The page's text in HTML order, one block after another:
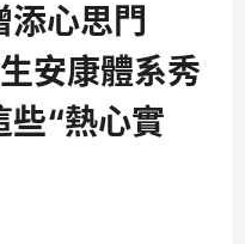
心思門
安康體系秀
些“熱心實